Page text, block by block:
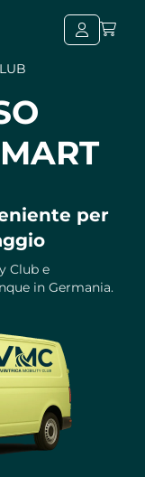
per
Club e
in Germania.